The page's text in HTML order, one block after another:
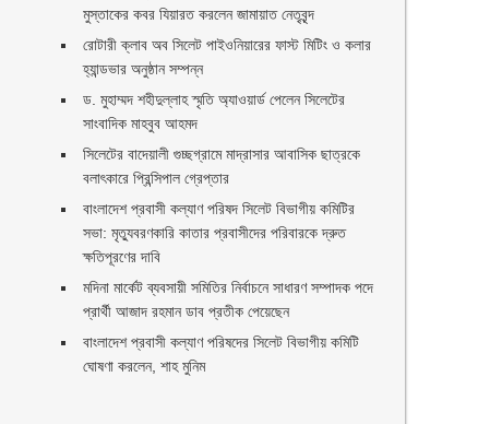
মুস্তাকের কবর যিয়ারত করলেন জামায়াত নেতৃবৃন্দ ‎
রোটারী ক্লাব অব সিলেট পাইওনিয়ারের ফাস্ট মিটিং ও কলার
হ্যান্ডভার অনুষ্ঠান সম্পন্ন
ড. মুহাম্মদ শহীদুল্লাহ স্মৃতি অ্যাওয়ার্ড পেলেন সিলেটের
সাংবাদিক মাহবুব আহমদ
সিলেটের বাদেয়ালী গুচ্ছগ্রামে মাদ্রাসার আবাসিক ছাত্রকে
বলাৎকারে প্রিন্সিপাল গ্রেপ্তার ‎
বাংলাদেশ প্রবাসী কল্যাণ পরিষদ সিলেট বিভাগীয় কমিটির
সভা: মৃত্যুবরণকারি কাতার প্রবাসীদের পরিবারকে দ্রুত
ক্ষতিপূরণের দাবি
মদিনা মার্কেট ব্যবসায়ী সমিতির নির্বাচনে সাধারণ সম্পাদক পদে
প্রার্থী আজাদ রহমান ডাব প্রতীক পেয়েছেন ‎
‎বাংলাদেশ প্রবাসী কল্যাণ পরিষদের সিলেট বিভাগীয় কমিটি
ঘোষণা করলেন, শাহ মুনিম